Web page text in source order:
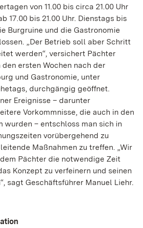
von 11.00 bis circa 21.00 Uhr
17.00 bis 21.00 Uhr. Dienstags bis
Burgruine und die Gastronomie
„Der Betrieb soll aber Schritt
werden“, versichert Pächter
ersten Wochen nach der
und Gastronomie, unter
durchgängig geöffnet.
Ereignisse – darunter
Vorkommnisse, die auch in den
wurden – entschloss man sich in
vorübergehend zu
Maßnahmen zu treffen. „Wir
Pächter die notwendige Zeit
Konzept zu verfeinern und seinen
sagt Geschäftsführer Manuel Liehr.